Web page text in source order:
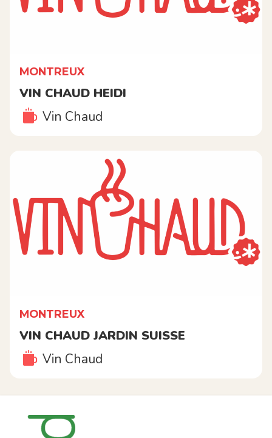
MONTREUX
VIN CHAUD HEIDI
Vin Chaud
MONTREUX
VIN CHAUD JARDIN SUISSE
Vin Chaud